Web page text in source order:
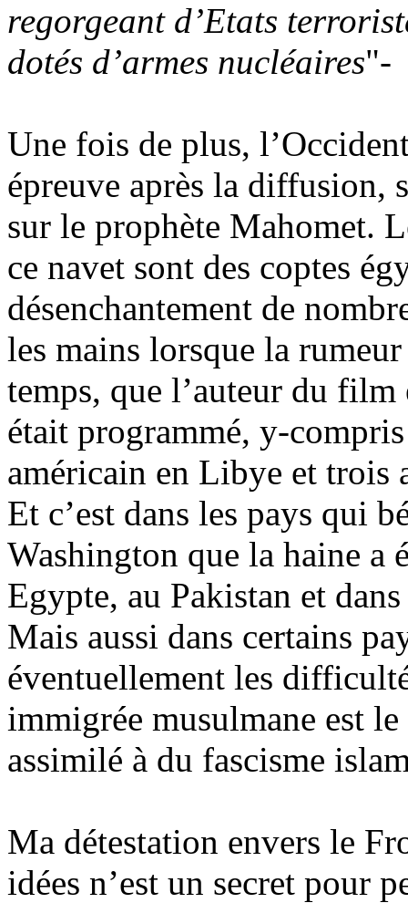
regorgeant d’Etats
dotés d’armes nucléaires"-
Une fois de plus,
épreuve après la diffusion,
sur le prophète Mahomet.
ce navet sont des coptes
désenchantement de
les mains lorsque la
temps, que l’auteur du
était programmé, y-
américain en Libye et trois
Et c’est dans les pays qui
Washington que la haine a
Egypte, au Pakistan et
Mais aussi dans certains
éventuellement les
immigrée musulmane est
assimilé à du fascisme
Ma détestation envers le
idées n’est un secret pour